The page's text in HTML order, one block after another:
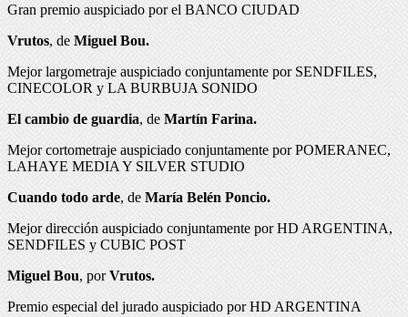
Gran premio auspiciado por el BANCO CIUDAD
Vrutos, de Miguel Bou.
Mejor largometraje auspiciado conjuntamente por SENDFILES,
CINECOLOR y LA BURBUJA SONIDO
El cambio de guardia, de Martín Farina.
Mejor cortometraje auspiciado conjuntamente por POMERANEC,
LAHAYE MEDIA Y SILVER STUDIO
Cuando todo arde, de María Belén Poncio.
Mejor dirección auspiciado conjuntamente por HD ARGENTINA,
SENDFILES y CUBIC POST
Miguel Bou, porVrutos.
Premio especial del jurado auspiciado por HD ARGENTINA